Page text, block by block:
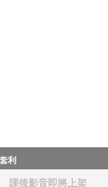
利
課後影音即將上架